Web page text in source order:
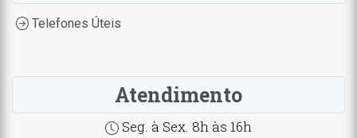
Telefones Úteis
Atendimento
Seg. à Sex. 8h às 16h